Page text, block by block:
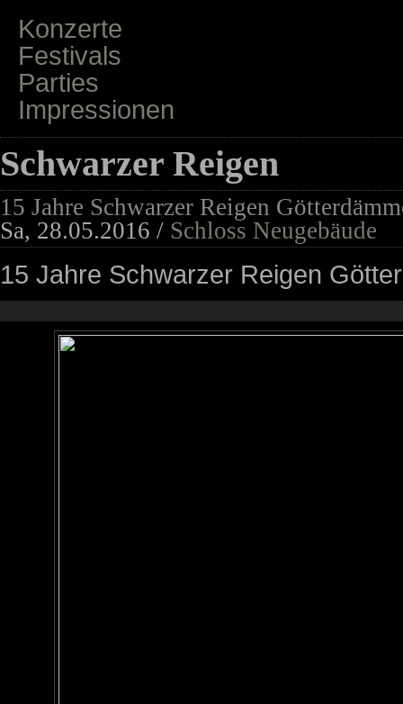
Konzerte
Festivals
Parties
Impressionen
Schwarzer Reigen
15 Jahre Schwarzer Reigen
Sa, 28.05.2016 / Schloss Neugebäude
15 Jahre Schwarzer Reigen